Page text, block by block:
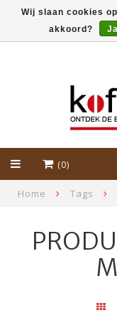
(0)
Home Tags
Wij slaan cookies
akkoord?
Ja